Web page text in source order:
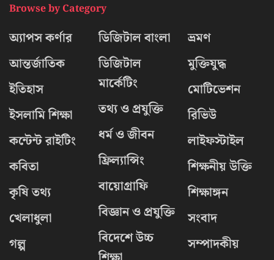
Browse by Category
অ্যাপস কর্ণার
আন্তর্জাতিক
ইতিহাস
ইসলামি শিক্ষা
কন্টেন্ট রাইটিং
কবিতা
কৃষি তথ্য
খেলাধুলা
গল্প
ডিজিটাল বাংলা
ডিজিটাল
মার্কেটিং
তথ্য ও প্রযুক্তি
ধর্ম ও জীবন
ফ্রিল্যান্সিং
বায়োগ্রাফি
বিজ্ঞান ও প্রযুক্তি
বিদেশে উচ্চ
ভ্রমণ
মুক্তিযুদ্ধ
মোটিভেশন
রিভিউ
লাইফস্টাইল
শিক্ষনীয় উক্তি
শিক্ষাঙ্গন
সংবাদ
সম্পাদকীয়